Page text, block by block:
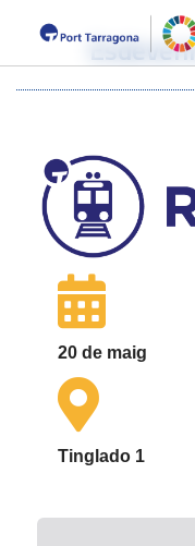
20 de maig
Tinglado 1